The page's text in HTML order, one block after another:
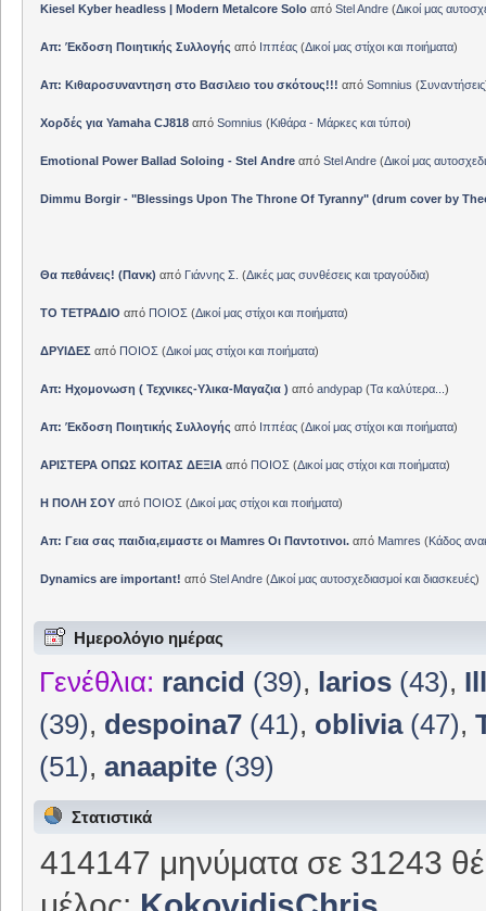
Kiesel Kyber headless | Modern Metalcore Solo από Stel Andre(Δικοί μας
Απ: Έκδοση Ποιητικής Συλλογής από Ιππέας(Δικοί μας στίχοι και ποιήματα)
Απ: Κιθαροσυναντηση στο Βασιλειο του σκότους!!! από Somnius (Συναντήσεις
Χορδές για Yamaha CJ818από Somnius (Κιθάρα - Μάρκες και τύποι)
Emotional Power Ballad Soloing - Stel Andreαπό Stel Andre(Δικοί μας
Dimmu Borgir - "Blessings Upon The Throne Of Tyranny" (drum cover by
Θα πεθάνεις! (Πανκ) από Γιάννης Σ. (Δικές μας συνθέσεις και τραγούδια)
ΤΟ ΤΕΤΡΑΔΙΟ από ΠΟΙΟΣ (Δικοί μας στίχοι και ποιήματα)
ΔΡΥΙΔΕΣ από ΠΟΙΟΣ (Δικοί μας στίχοι και ποιήματα)
Απ: Ηχομονωση ( Τεχνικες-Υλικα-Μαγαζια ) από andypap(Τα καλύτερα... )
Απ: Έκδοση Ποιητικής Συλλογής από Ιππέας(Δικοί μας στίχοι και ποιήματα)
ΑΡΙΣΤΕΡΑ ΟΠΩΣ ΚΟΙΤΑΣ ΔΕΞΙΑαπό ΠΟΙΟΣ (Δικοί μας στίχοι και ποιήματα)
Η ΠΟΛΗ ΣΟΥαπό ΠΟΙΟΣ (Δικοί μας στίχοι και ποιήματα)
Απ: Γεια σας παιδια,ειμαστε οι Mamres Οι Παντοτινοι.από Mamres (Κάδος
Dynamics are important! από Stel Andre(Δικοί μας αυτοσχεδιασμοί και διασκευές)
Ημερολόγιο ημέρας
Γενέθλια: rancid (39), larios (43),
(39), despoina7 (41), oblivia(47),
(51),anaapite (39)
Στατιστικά
414147 μηνύματα σε 31243